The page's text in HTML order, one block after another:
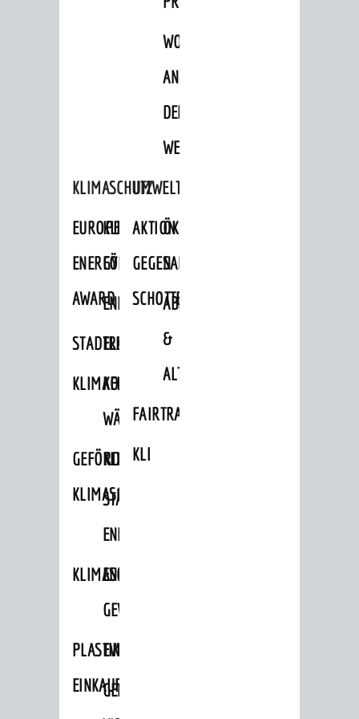
WOHNBEBAUUNG
AN
DER
WEINBERGSTRASSE
KLIMASCHUTZ
EUROPEAN
ENERGY
AWARD
KLIMASCHUTZ-
FÖRDERPROGRAMME
ENERGIEBERATUNG
STADTRADELN
ELEKTROMOBILITÄTSBERATUNG
KLIMAFITKOMMUNALE
WÄRMEPLANUNG
GEFÖRDERTE
KLIMASCHUTZMASSNAHMEN
KLIMASCHUTZKONZEPT
STÄDTISCHES
ENERGIEMANAGEMENT
KLIMASCHUTZKOMMISSION
ENERGIEKARAWANE
GEWERBE
PLASTIKTÜTENFREIE
EINKAUFSSTADT
EVENTS
GEMEINSAME
UMWELTSCHUTZ
AKTION
GEGEN
SCHOTTERGÄRTEN
ÖKOLOGISCHE
SANIERUNG/WAIDSEE
ABFALL
&
ALTLASTEN
FAIRTRADE
KLEIDERTAUSCHBÖRSE